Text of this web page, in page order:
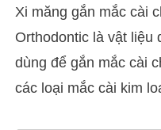
Xi măng gắn mắc cài
Orthodontic là vật liệu
dùng để gắn mắc cài
các loại mắc cài kim